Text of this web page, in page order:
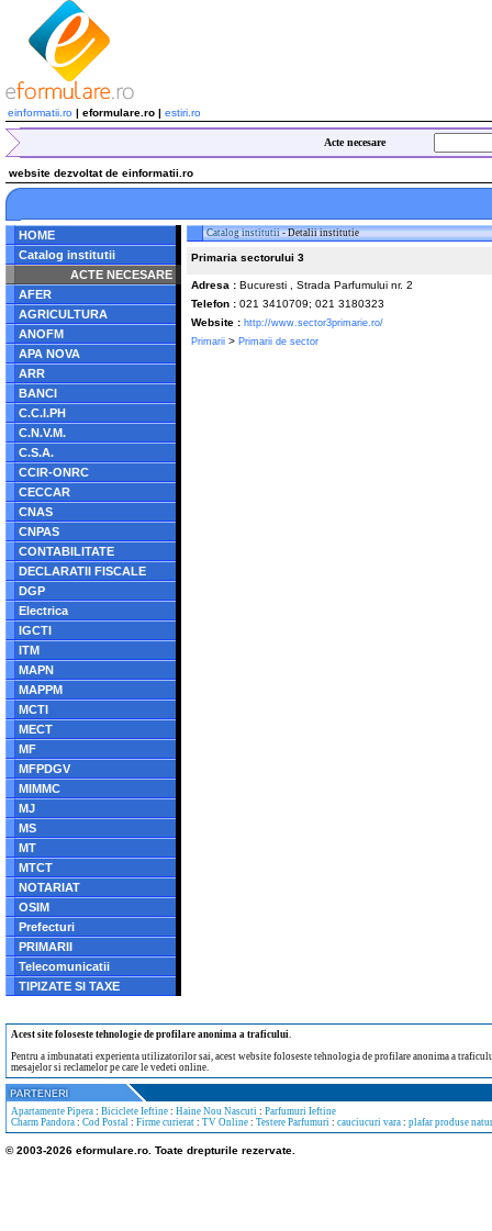
einformatii.ro | eformulare.ro | estiri.ro
Acte necesare
website dezvoltat de einformatii.ro
HOME
Catalog institutii
ACTE NECESARE
AFER
AGRICULTURA
ANOFM
APA NOVA
ARR
BANCI
C.C.I.PH
C.N.V.M.
C.S.A.
CCIR-ONRC
CECCAR
CNAS
CNPAS
CONTABILITATE
DECLARATII FISCALE
DGP
Electrica
IGCTI
ITM
MAPN
MAPPM
MCTI
MECT
MF
MFPDGV
MIMMC
MJ
MS
MT
MTCT
NOTARIAT
OSIM
Prefecturi
PRIMARII
Telecomunicatii
TIPIZATE SI TAXE
Catalog institutii- Detalii institutie
Primaria sectorului 3
Adresa : Bucuresti , Strada Parfumului nr. 2
Telefon : 021 3410709; 021 3180323
Website : http://www.sector3primarie.ro/
Primarii > Primarii de sector
Acest site foloseste tehnologie de profilare anonima a traficului.
Pentru a imbunatati experienta utilizatorilor sai, acest website foloseste tehnologia de profilare anonima a
mesajelor si reclamelor pe care le vedeti online.
Apartamente Pipera : Biciclete Ieftine : Haine Nou Nascuti : Parfumuri Ieftine
Charm Pandora : Cod Postal : Firme curierat : TV Online : Testere Parfumuri : cauciucuri vara : plafar produse
© 2003-2026 eformulare.ro. Toate drepturile rezervate.